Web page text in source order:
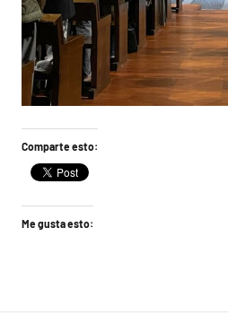
Comparte esto:
Me gusta esto: